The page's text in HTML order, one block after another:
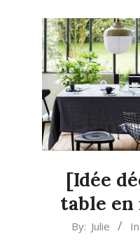
LIVING
[Idée
table
By: Julie In: